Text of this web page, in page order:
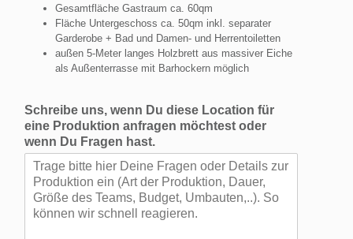
Gesamtfläche Gastraum ca. 60qm
Fläche Untergeschoss ca. 50qm inkl. separater
Garderobe + Bad und Damen- und Herrentoiletten
außen 5-Meter langes Holzbrett aus massiver Eiche
als Außenterrasse mit Barhockern möglich
Schreibe uns, wenn Du diese Location für
eine Produktion anfragen möchtest oder
wenn Du Fragen hast.